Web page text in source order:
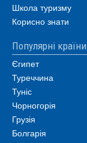
Школа туризму
Корисно знати
Популярні країни
Єгипет
Туреччина
Туніс
Чорногорія
Грузія
Болгарія